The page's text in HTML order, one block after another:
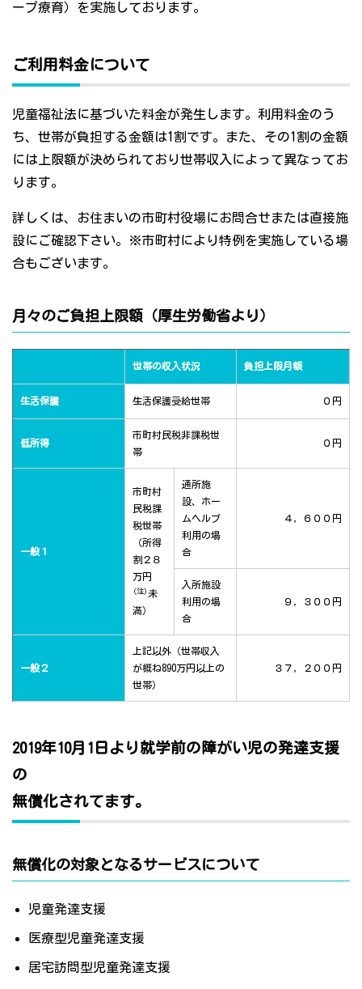
ープ療育）を実施しております。
ご利用料金について
児童福祉法に基づいた料金が発生します。利用料金のう
ち、世帯が負担する金額は1割です。また、その1割の金額
には上限額が決められており世帯収入によって異なってお
ります。
詳しくは、お住まいの市町村役場にお問合せまたは直接施
設にご確認下さい。※市町村により特例を実施している場
合もございます。
月々のご負担上限額（厚生労働省より）
世帯の収入状況 負担上限月額
生活保護 生活保護受給世帯 ０円
低所得
市町村民税非課税世
帯
０円
一般１
市町村
民税課
税世帯
（所得
割２８
万円
(注) 未
満）
通所施
設、ホー
ムヘルプ
利用の場
合
４，６００円
入所施設
利用の場
合
９，３００円
一般２
上記以外（世帯収入
が概ね890万円以上の
世帯）
３７，２００円
2019年10月1日より就学前の障がい児の発達支援
の
無償化されてます。
無償化の対象となるサービスについて
児童発達支援
医療型児童発達支援
居宅訪問型児童発達支援